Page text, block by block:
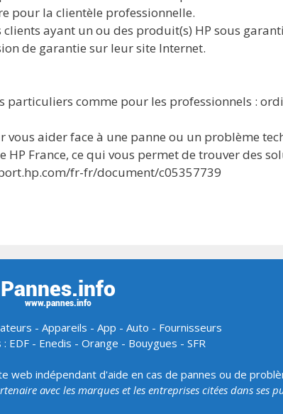
pour la clientèle professionnelle.
ayant un ou des produit(s) HP sous
de garantie sur leur site Internet.
comme pour les professionnels :
aider face à une panne ou un problème
HP France, ce qui vous permet de trouver des
fr-fr/document/c05357739
- Appareils - App - Auto - Fournisseurs
: EDF- Enedis - Orange - Bouygues - SFR
web indépendant d'aide en cas de pannes ou de
avec les marques et les entreprises citées dans ses